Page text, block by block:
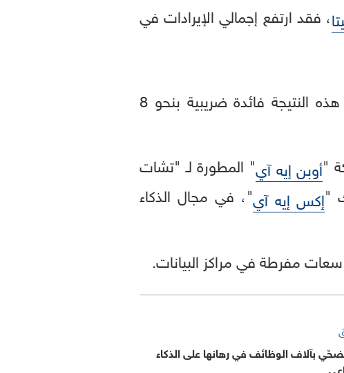
، فقد ارتفع إجمالي الإيرادات في
وقفزت الأرباح بنسبة 61 بالمئة لتصل إلى نحو 26.8 مليار دولار، وتشمل هذه النتيجة فائدة ضريبية بنحو 8
"أوبن إيه آي" المطورة لـ "تشات
"إكس إيه آي"، في مجال الذكاء
سعات مفرطة في مراكز البيانات.
بآلاف الوظائف في رهانها على الذكاء